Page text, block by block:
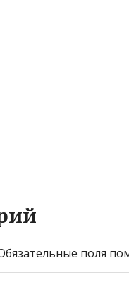
поля